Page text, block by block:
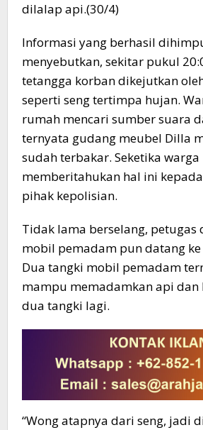
dilalap api.(30/4)
Informasi yang berhasil
menyebutkan, sekitar pukul
tetangga korban dikejutkan
seperti seng tertimpa hujan.
rumah mencari sumber suara
ternyata gudang meubel Dilla
sudah terbakar. Seketika warga
memberitahukan hal ini
pihak kepolisian.
Tidak lama berselang, petugas
mobil pemadam pun datang
Dua tangki mobil pemadam
mampu memadamkan api
dua tangki lagi.
“Wong atapnya dari seng, jadi